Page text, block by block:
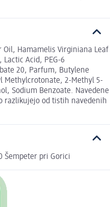
Oil, Hamamelis Virginiana Leaf
Lactic Acid, PEG-6
20, Parfum, Butylene
Methylcrotonate, 2-Methyl 5-
Sodium Benzoate. Navedene
razlikujejo od tistih navedenih
Šempeter pri Gorici